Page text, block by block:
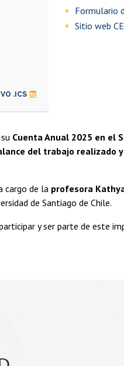
Formulario
Sitio web
.ICS
Cuenta Anual 2025 en el
del trabajo realizado
a cargo de la profesora
de Santiago de Chile.
y ser parte de este